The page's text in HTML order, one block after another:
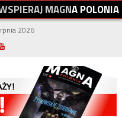
SPIERAJMAGNAPOLONIA
2026